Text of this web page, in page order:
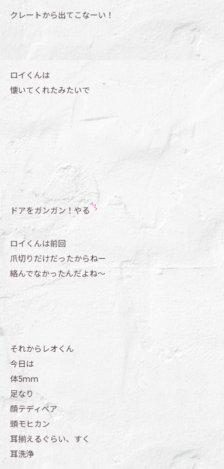
クレートから出てこなーい！
ロイくんは
懐いてくれたみたいで
ドアをガンガン！やる
ロイくんは前回
爪切りだけだったからねー
絡んでなかったんだよね～
それからレオくん
今日は
体5ｍｍ
足なり
顔テディベア
頭モヒカン
耳揃えるぐらい、すく
耳洗浄